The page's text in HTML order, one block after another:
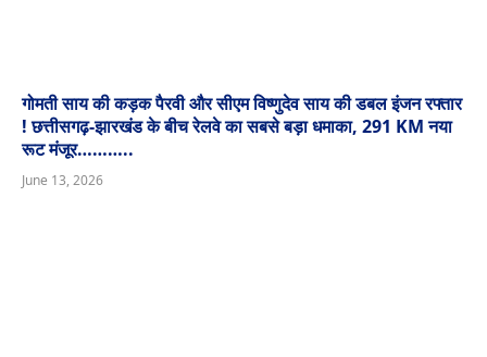
गोमती साय की कड़क पैरवी और सीएम विष्णुदेव साय की डबल इंजन रफ्तार
! छत्तीसगढ़-झारखंड के बीच रेलवे का सबसे बड़ा धमाका, 291 KM नया
रूट मंजूर………..
June 13, 2026